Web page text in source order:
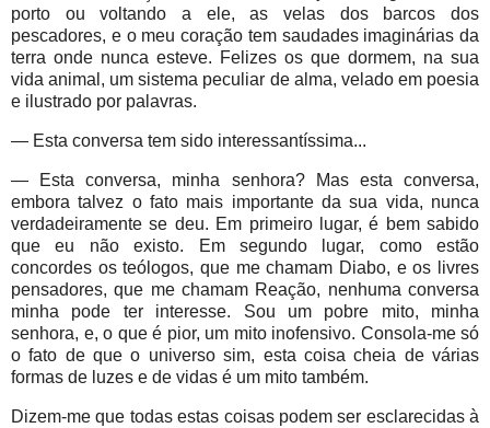
porto ou voltando a ele, as velas dos barcos dos
pescadores, e o meu coração tem saudades imaginárias da
terra onde nunca esteve. Felizes os que dormem, na sua
vida animal, um sistema peculiar de alma, velado em poesia
e ilustrado por palavras.
— Esta conversa tem sido interessantíssima...
— Esta conversa, minha senhora? Mas esta conversa,
embora talvez o fato mais importante da sua vida, nunca
verdadeiramente se deu. Em primeiro lugar, é bem sabido
que eu não existo. Em segundo lugar, como estão
concordes os teólogos, que me chamam Diabo, e os livres
pensadores, que me chamam Reação, nenhuma conversa
minha pode ter interesse. Sou um pobre mito, minha
senhora, e, o que é pior, um mito inofensivo. Consola-me só
o fato de que o universo sim, esta coisa cheia de várias
formas de luzes e de vidas é um mito também.
Dizem-me que todas estas coisas podem ser esclarecidas à